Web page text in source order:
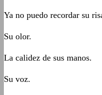
Ya no puedo recordar su
Su olor.
La calidez de sus manos.
Su voz.